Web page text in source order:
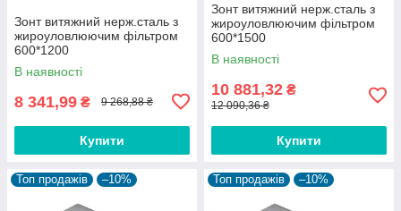
Зонт витяжний нерж.сталь з
жироуловлюючим фільтром
600*1200
В наявності
8 341,99 ₴ 9 268,88 ₴
Купити
Зонт витяжний нерж.сталь з
жироуловлюючим фільтром
600*1500
В наявності
10 881,32 ₴
12 090,36 ₴
Купити
Топ продажів –10% Топ продажів –10%